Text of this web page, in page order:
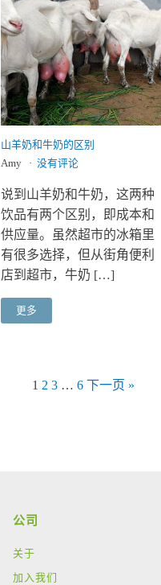
山羊奶和牛奶的区别
Amy 没有评论
说到山羊奶和牛奶，这两种
饮品有两个区别，即成本和
供应量。虽然超市的冰箱里
有很多选择，但从街角便利
店到超市，牛奶 […]
更多
1 2 3 … 6 下一页 »
公司
关于
加入我们